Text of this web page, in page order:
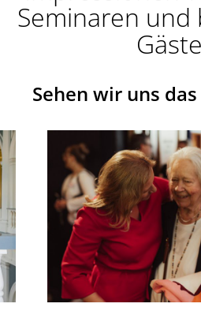
Seminaren
Sehen wir uns